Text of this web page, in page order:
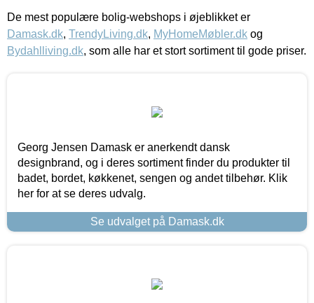
De mest populære bolig-webshops i øjeblikket er
Damask.dk, TrendyLiving.dk, MyHomeMøbler.dk og
Bydahlliving.dk, som alle har et stort sortiment til gode priser.
Georg Jensen Damask er anerkendt dansk
designbrand, og i deres sortiment finder du produkter til
badet, bordet, køkkenet, sengen og andet tilbehør. Klik
her for at se deres udvalg.
Se udvalget på Damask.dk